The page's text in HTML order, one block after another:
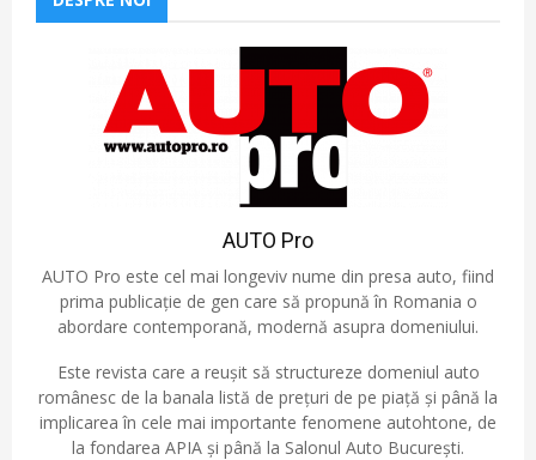
AUTO Pro
AUTO Pro este cel mai longeviv nume din presa auto, fiind
prima publicație de gen care să propună în Romania o
abordare contemporană, modernă asupra domeniului.
Este revista care a reușit să structureze domeniul auto
românesc de la banala listă de prețuri de pe piață și până la
implicarea în cele mai importante fenomene autohtone, de
la fondarea APIA și până la Salonul Auto București.